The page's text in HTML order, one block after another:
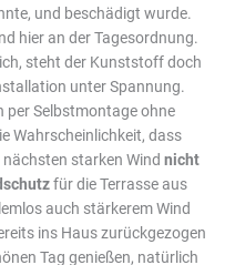
und beschädigt wurde.
hier an der Tagesordnung.
steht der Kunststoff doch
unter Spannung.
per Selbstmontage ohne
Wahrscheinlichkeit, dass
starken Wind nicht
für die Terrasse aus
auch stärkerem Wind
ins Haus zurückgezogen
Tag genießen, natürlich